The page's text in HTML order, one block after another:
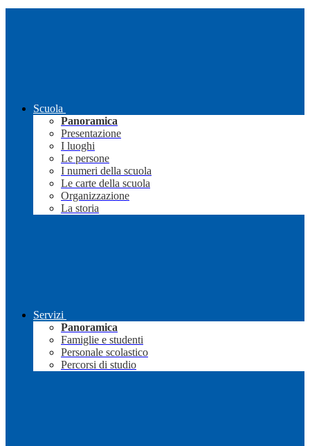
Scuola
Panoramica
Presentazione
I luoghi
Le persone
I numeri della scuola
Le carte della scuola
Organizzazione
La storia
Servizi
Panoramica
Famiglie e studenti
Personale scolastico
Percorsi di studio